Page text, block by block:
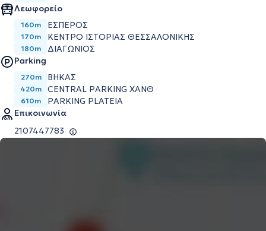
Λεωφορείο
160m ΕΣΠΕΡΟΣ
170m ΚΕΝΤΡΟ ΙΣΤΟΡΙΑΣ ΘΕΣΣΑΛΟΝΙΚΗΣ
180m
ΔΙΑΓΩΝΙΟΣ
Parking
270m ΒΗΚΑΣ
420m CENTRAL PARKING ΧΑΝΘ
610m
PARKING PLATEIA
Επικοινωνία
2107447783